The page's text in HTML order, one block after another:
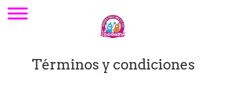
Términos y condiciones